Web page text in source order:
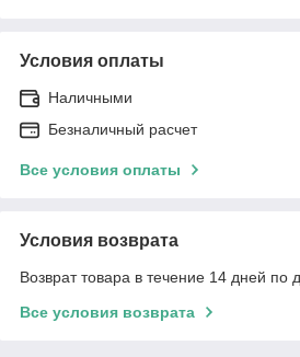
Условия оплаты
Наличными
Безналичный расчет
Все условия оплаты
Условия возврата
Возврат товара в течение 14 дней по
Все условия возврата